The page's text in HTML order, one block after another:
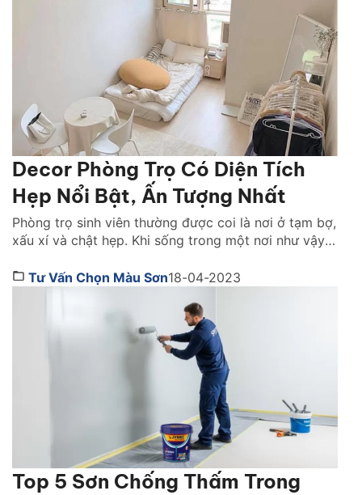
Decor Phòng Trọ Có Diện Tích
Hẹp Nổi Bật, Ấn Tượng Nhất
Phòng trọ sinh viên thường được coi là nơi ở tạm bợ,
xấu xí và chật hẹp. Khi sống trong một nơi như vậy
được thoải mái. Vậy làm thế nào để bạn có thể vui
Tư Vấn Chọn Màu Sơn18-04-2023
Top 5 Sơn Chống Thấm Trong